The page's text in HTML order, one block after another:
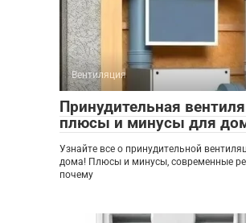
Вентиляция
Принудительная
плюсы и минусы для
Узнайте все о принудительной
дома! Плюсы и минусы, современные
почему